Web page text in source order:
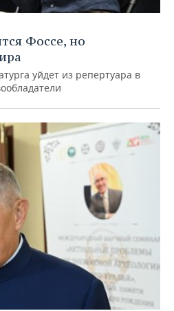
Фоссе, но
уйдет из репертуара в